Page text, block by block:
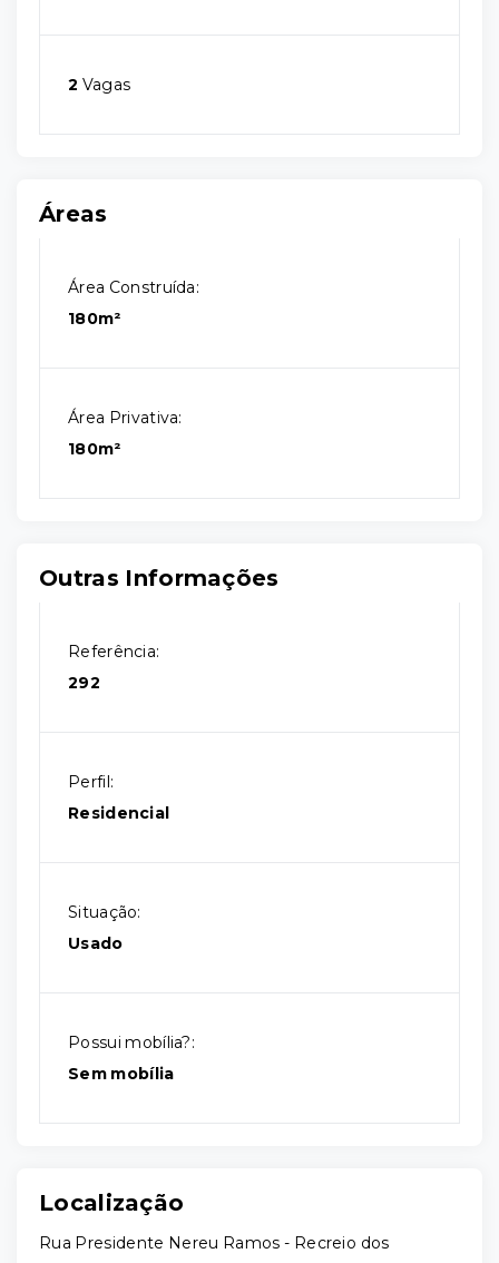
2 Vagas
Áreas
Área Construída:
180m²
Área Privativa:
180m²
Outras Informações
Referência:
292
Perfil:
Residencial
Situação:
Usado
Possui mobília?:
Sem mobília
Localização
Rua Presidente Nereu Ramos - Recreio dos